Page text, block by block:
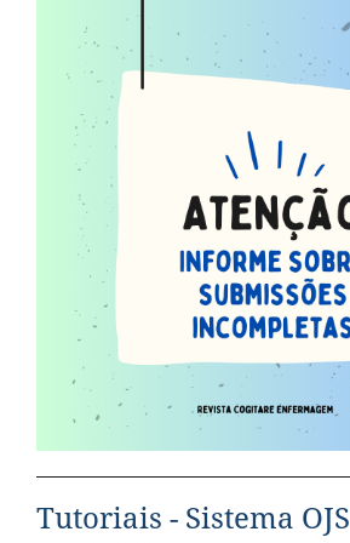
Tutoriais - Sistema OJS